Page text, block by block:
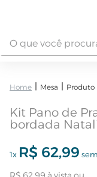
Mesa Produto
Kit Pano de
bordada
1x R$ 62,99